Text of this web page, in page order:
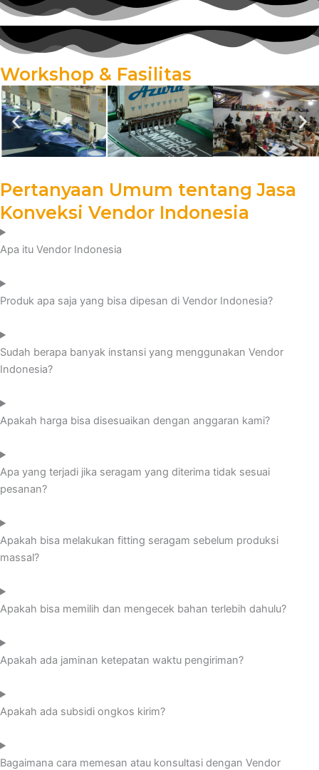
Workshop & Fasilitas
Pertanyaan Umum tentang Jasa
Konveksi Vendor Indonesia
Apa itu Vendor Indonesia
Produk apa saja yang bisa dipesan di Vendor Indonesia?
Sudah berapa banyak instansi yang menggunakan Vendor
Indonesia?
Apakah harga bisa disesuaikan dengan anggaran kami?
Apa yang terjadi jika seragam yang diterima tidak sesuai
pesanan?
Apakah bisa melakukan fitting seragam sebelum produksi
massal?
Apakah bisa memilih dan mengecek bahan terlebih dahulu?
Apakah ada jaminan ketepatan waktu pengiriman?
Apakah ada subsidi ongkos kirim?
Bagaimana cara memesan atau konsultasi dengan Vendor